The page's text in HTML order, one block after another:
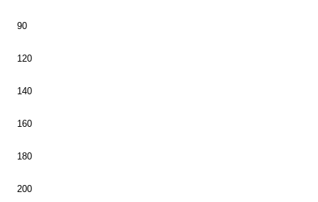
90
120
140
160
180
200